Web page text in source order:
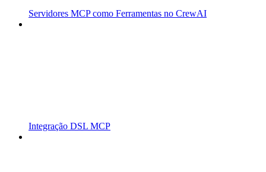
Servidores MCP como Ferramentas no CrewAI
Integração DSL MCP